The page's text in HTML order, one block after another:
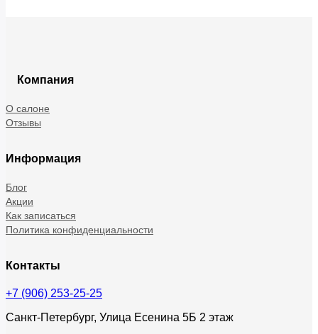
Компания
О салоне
Отзывы
Информация
Блог
Акции
Как записаться
Политика конфиденциальности
Контакты
+7 (906) 253-25-25
Санкт-Петербург, Улица Есенина 5Б 2 этаж